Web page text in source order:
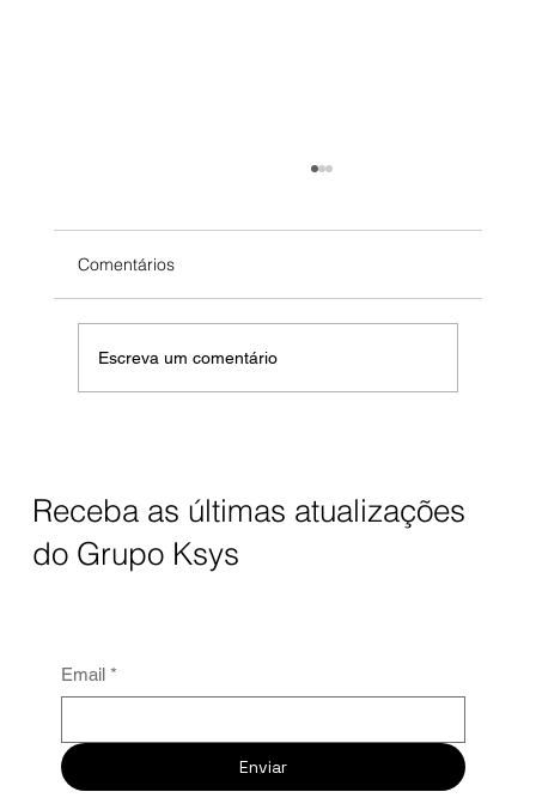
Pequenas e médias empresas que
com menos gente, e com mais margem. Quem
ficou para trás está tendo que compensar com
Comentários
Escreva um comentário
Receba as últimas atualizações
do Grupo Ksys
Email *
Enviar